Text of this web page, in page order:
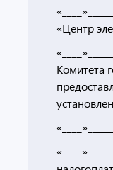
«Центр
Комитета